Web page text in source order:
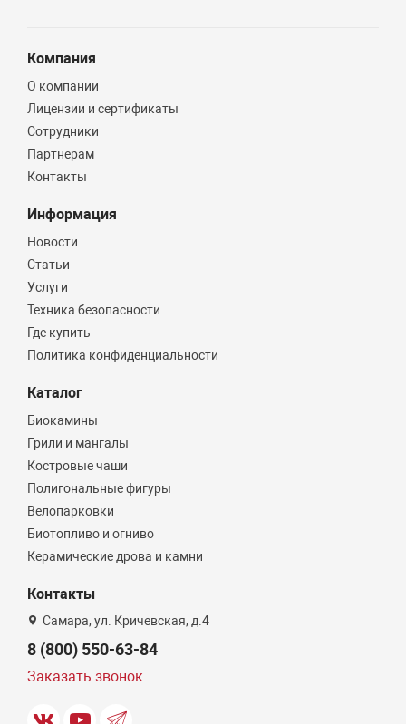
Компания
О компании
Лицензии и сертификаты
Сотрудники
Партнерам
Контакты
Информация
Новости
Статьи
Услуги
Техника безопасности
Где купить
Политика конфиденциальности
Каталог
Биокамины
Грили и мангалы
Костровые чаши
Полигональные фигуры
Велопарковки
Биотопливо и огниво
Керамические дрова и камни
Контакты
Самара, ул. Кричевская, д.4
8 (800) 550-63-84
Заказать звонок